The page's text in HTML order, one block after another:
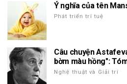
Ý nghĩa của tên
Phát triển trí tuệ
Câu chuyện
bờm màu hồng":
Nghệ thuật và Giải trí